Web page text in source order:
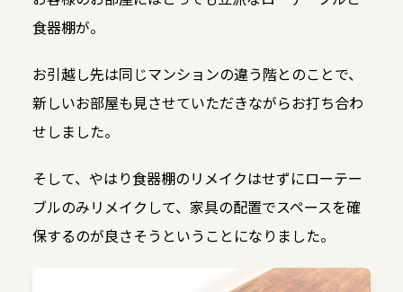
食器棚が。
お引越し先は同じマンションの違う階とのことで、
新しいお部屋も見させていただきながらお打ち合わ
せしました。
そして、やはり食器棚のリメイクはせずにローテー
ブルのみリメイクして、家具の配置でスペースを確
保するのが良さそうということになりました。